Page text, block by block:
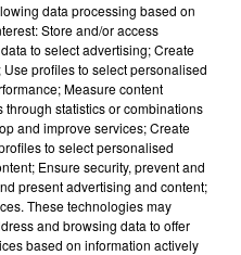
: UNE FEMME ET
ET LA...
le feu après avoir
bébé de trois mois
data processing based on
Store and/or access
to select advertising; Create
profiles to select personalised
Measure content
statistics or combinations
and improve services; Create
to select personalised
Ensure security, prevent and
present advertising and content;
These technologies may
and browsing data to offer
based on information actively